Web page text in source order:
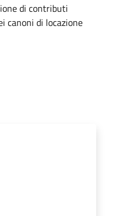
di contributi
canoni di locazione